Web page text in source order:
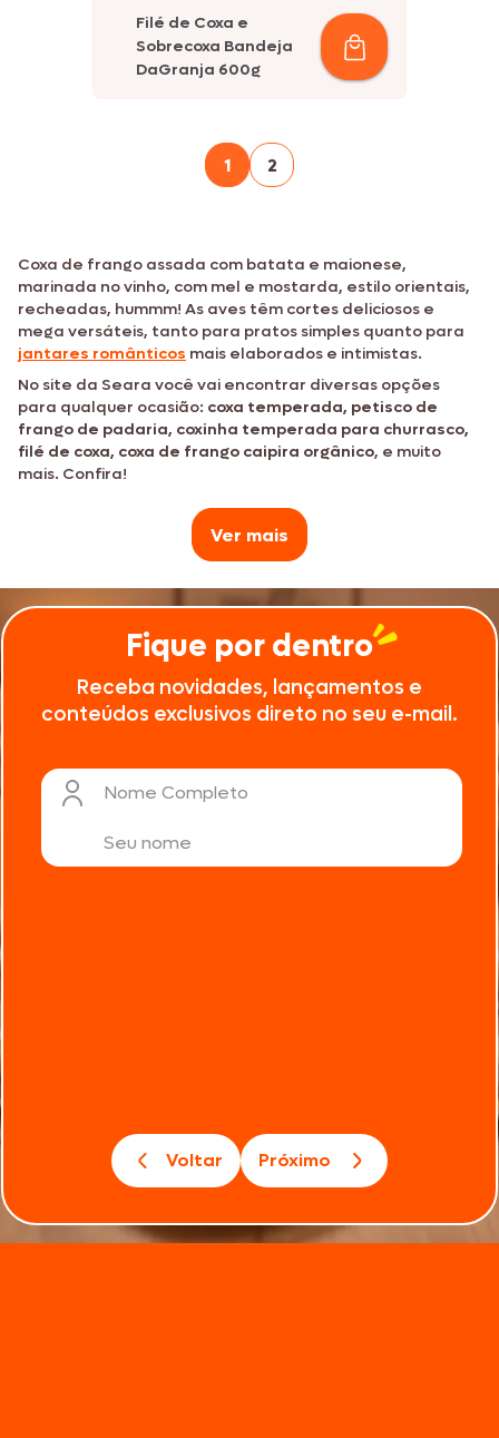
Filé de Coxa e
Sobrecoxa Bandeja
DaGranja 600g
1 2
Coxa de frango assada com batata e maionese,
marinada no vinho, com mel e mostarda, estilo orientais,
recheadas, hummm! As aves têm cortes deliciosos e
mega versáteis, tanto para pratos simples quanto para
jantares românticos mais elaborados e intimistas.
No site da Seara você vai encontrar diversas opções
para qualquer ocasião: coxa temperada, petisco de
frango de padaria, coxinha temperada para churrasco,
filé de coxa, coxa de frango caipira orgânico, e muito
mais. Confira!
refeições do dia a dia
douradinhas
freezer ao forno ou fritadeira elétricos
Ver mais
Fique por dentro
Receba novidades, lançamentos e
conteúdos exclusivos direto no seu e-mail.
Nome Completo
Voltar Próximo